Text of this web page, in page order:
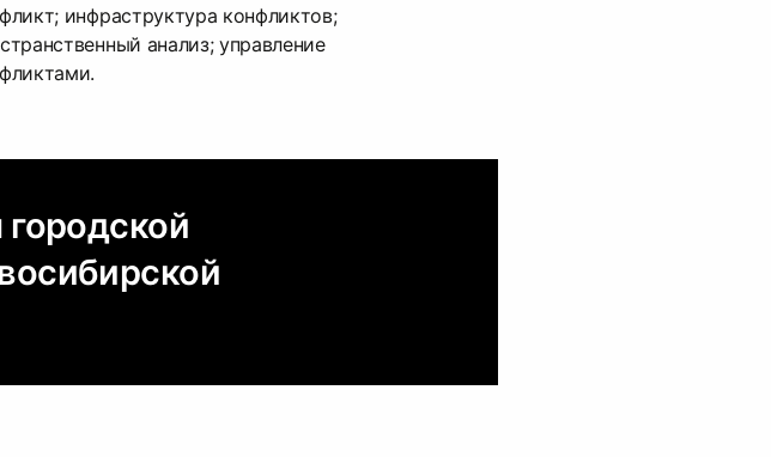
инфраструктура конфликтов;
анализ; управление